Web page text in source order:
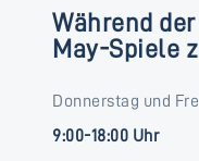
Während
May-Spiele
Donnerstag und
9:00-18:00 Uhr